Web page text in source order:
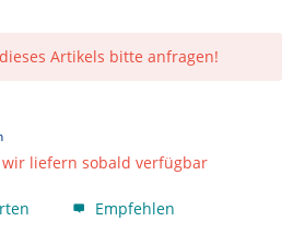
Artikels bitte anfragen!
liefern sobald verfügbar
Empfehlen